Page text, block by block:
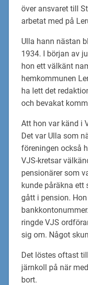
över ansvaret till
arbetat med på
Ulla hann nästan
1934. I början av
hon ett välkänt
hemkommunen
ha lett det
och bevakat
Att hon var känd i
Det var Ulla som
föreningen också
VJS-kretsar
pensionärer som
kunde påräkna ett
gått i pension.
ringde VJS
sig om. Något
Det löstes oftast
järnkoll på när
bort.